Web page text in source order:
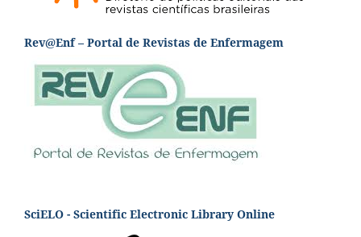
Rev@Enf – Portal de Revistas de Enfermagem
SciELO - Scientific Electronic Library Online